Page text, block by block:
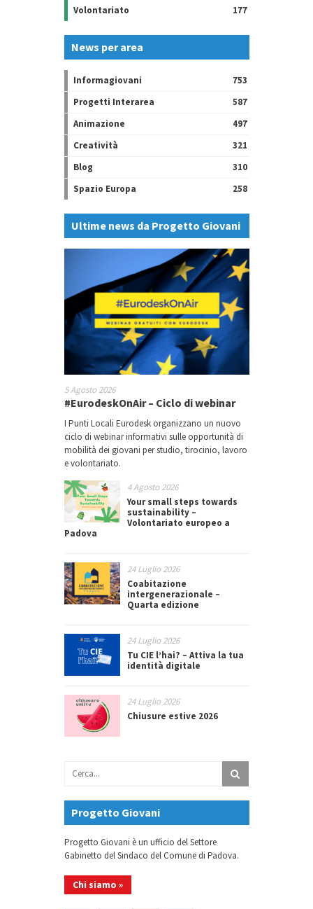
Volontariato 177
News per area
Informagiovani
753
Progetti Interarea
587
Animazione
497
Creatività
321
Blog
310
Spazio Europa
258
Ultime news da Progetto Giovani
5 Agosto 2026
#EurodeskOnAir – Ciclo di webinar
I Punti Locali Eurodesk organizzano un nuovo
ciclo di webinar informativi sulle opportunità di
mobilità dei giovani per studio, tirocinio, lavoro
e volontariato.
4 Agosto 2026
Your small steps towards
sustainability –
Volontariato europeo a
Padova
24 Luglio 2026
Coabitazione
intergenerazionale –
Quarta edizione
24 Luglio 2026
Tu CIE l’hai? – Attiva la tua
identità digitale
24 Luglio 2026
Chiusure estive 2026
Progetto Giovani
Progetto Giovani è un ufficio del Settore
Gabinetto del Sindaco del Comune di Padova.
Chi siamo »